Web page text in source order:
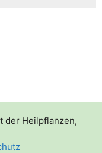
der Heilpflanzen,